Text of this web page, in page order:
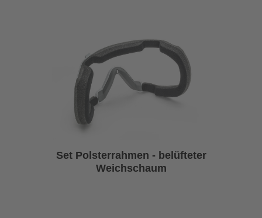
Set Polsterrahmen - belüfteter
Weichschaum